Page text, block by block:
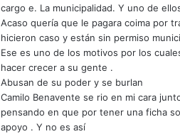
cargo e. La municipalidad. Y uno de
Acaso quería que le pagara coima por
hicieron caso y están sin permiso
Ese es uno de los motivos por los
hacer crecer a su gente .
Abusan de su poder y se burlan
Camilo Benavente se rio en mi cara
pensando en que por tener una ficha
apoyo . Y no es así